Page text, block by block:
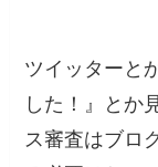
ツイッターと
した！』とか
ス審査はブロ